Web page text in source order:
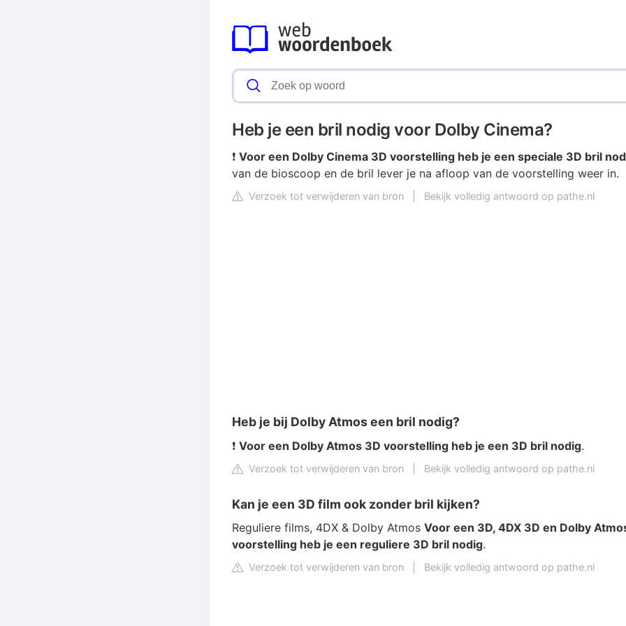
Heb je een bril nodig voor Dolby Cinema?
❗ Voor een Dolby Cinema 3D voorstelling heb je een speciale 3D bril
van de bioscoop en de bril lever je na afloop van de voorstelling weer in.
Verzoek tot verwijderen van bron Bekijk volledig antwoord op pathe.nl
Heb je bij Dolby Atmos een bril nodig?
❗ Voor een Dolby Atmos 3D voorstelling heb je een 3D bril nodig.
Verzoek tot verwijderen van bron Bekijk volledig antwoord op pathe.nl
Kan je een 3D film ook zonder bril kijken?
Reguliere films, 4DX & Dolby Atmos Voor een 3D, 4DX 3D en Dolby
voorstelling heb je een reguliere 3D bril nodig.
Verzoek tot verwijderen van bron Bekijk volledig antwoord op pathe.nl